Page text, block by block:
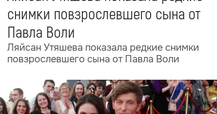
снимки повзрослевшего сына от
Павла Воли
Ляйсан Утяшева показала редкие снимки
повзрослевшего сына от Павла Воли